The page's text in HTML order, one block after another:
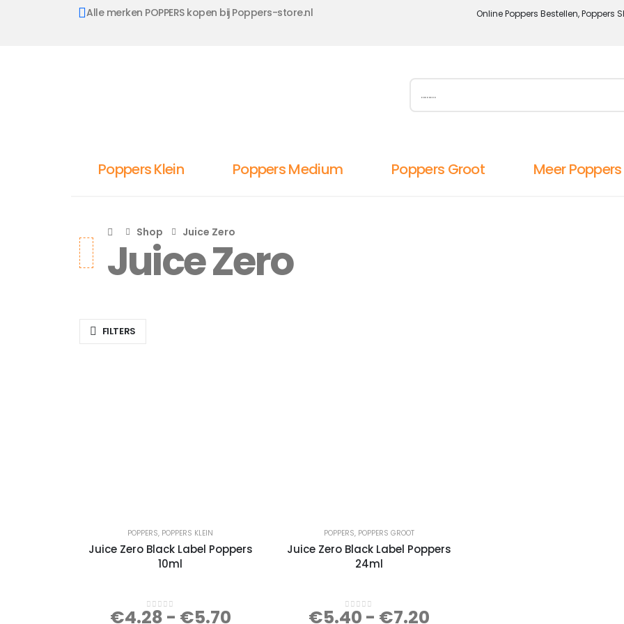
Alle merken POPPERS kopen bij Poppers-store.nl Online Poppers Bestellen, Poppers
Poppers Klein Poppers Medium Poppers Groot Meer Poppers
Shop Juice Zero
Juice Zero
FILTERS
POPPERS, POPPERS KLEIN
Juice Zero Black Label Poppers
10ml
0out of 5
€4.28 - €5.70
POPPERS, POPPERS GROOT
Juice Zero Black Label Poppers
24ml
0 out of 5
€5.40 - €7.20